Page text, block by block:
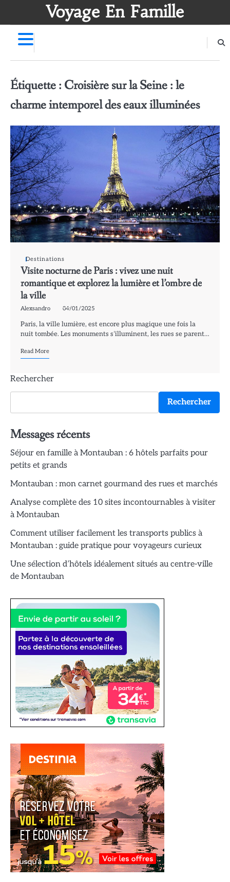
Voyage En Famille
Étiquette : Croisière sur la Seine : le
charme intemporel des eaux illuminées
Destinations
Visite nocturne de Paris : vivez une nuit
romantique et explorez la lumière et l’ombre de
la ville
Alexsandro 04/01/2025
Paris, la ville lumière, est encore plus magique une fois la
nuit tombée. Les monuments s’illuminent, les rues se parent…
Read More
Rechercher
Rechercher
Messages récents
Séjour en famille à Montauban : 6 hôtels parfaits pour
petits et grands
Montauban : mon carnet gourmand des rues et marchés
Analyse complète des 10 sites incontournables à visiter
à Montauban
Comment utiliser facilement les transports publics à
Montauban : guide pratique pour voyageurs curieux
Une sélection d’hôtels idéalement situés au centre-ville
de Montauban